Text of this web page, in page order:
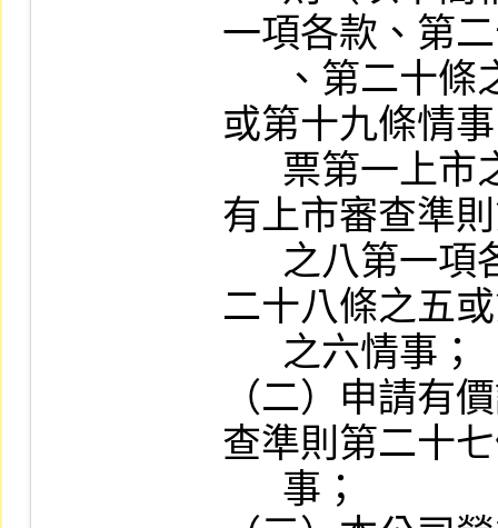
一項各款、第
或第十九條情
有上市審查準
二十八條之五
（二）申請有
查準則第二十